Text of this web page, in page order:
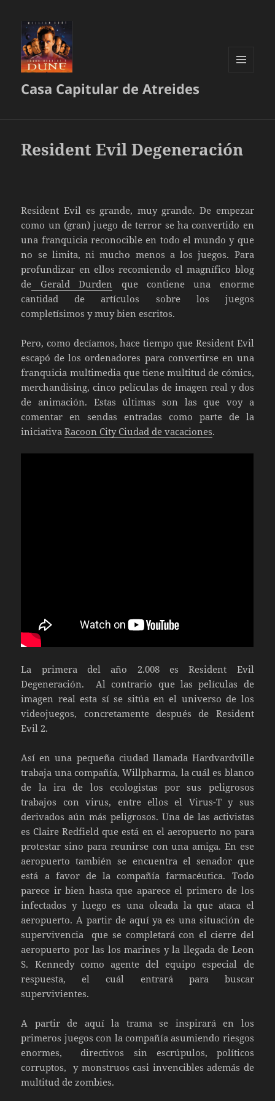
Casa Capitular de Atreides
Resident Evil Degeneración
Resident Evil es grande, muy grande. De empezar
como un (gran) juego de terror se ha convertido en
una franquicia reconocible en todo el mundo y que
no se limita, ni mucho menos a los juegos. Para
profundizar en ellos recomiendo el magnífico blog
de Gerald Durden que contiene una enorme
cantidad de artículos sobre los juegos
completísimos y muy bien escritos.
Pero, como decíamos, hace tiempo que Resident Evil
escapó de los ordenadores para convertirse en una
franquicia multimedia que tiene multitud de cómics,
merchandising, cinco películas de imagen real y dos
de animación. Estas últimas son las que voy a
comentar en sendas entradas como parte de la
iniciativaRacoon City Ciudad de vacaciones.
La primera del año 2.008 es Resident Evil
Degeneración. Al contrario que las películas de
imagen real esta sí se sitúa en el universo de los
videojuegos, concretamente después de Resident
Evil 2.
Así en una pequeña ciudad llamada Hardvardville
trabaja una compañía, Willpharma, la cuál es blanco
de la ira de los ecologistas por sus peligrosos
trabajos con virus, entre ellos el Virus-T y sus
derivados aún más peligrosos. Una de las activistas
es Claire Redfield que está en el aeropuerto no para
protestar sino para reunirse con una amiga. En ese
aeropuerto también se encuentra el senador que
está a favor de la compañía farmacéutica. Todo
parece ir bien hasta que aparece el primero de los
infectados y luego es una oleada la que ataca el
aeropuerto. A partir de aquí ya es una situación de
supervivencia que se completará con el cierre del
aeropuerto por las los marines y la llegada de Leon
S. Kennedy como agente del equipo especial de
respuesta, el cuál entrará para buscar
supervivientes.
A partir de aquí la trama se inspirará en los
primeros juegos con la compañía asumiendo riesgos
enormes, directivos sin escrúpulos, políticos
corruptos, y monstruos casi invencibles además de
multitud de zombies.